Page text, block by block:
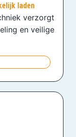
laden
verzorgt
en veilige